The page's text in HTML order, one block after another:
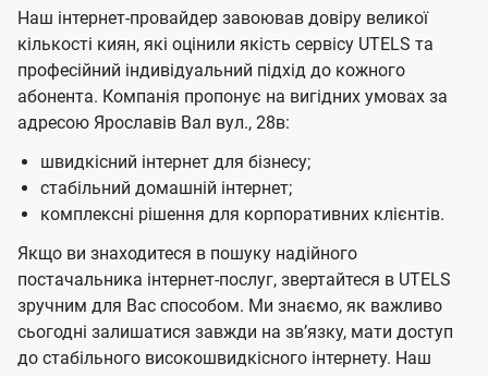
Наш інтернет-провайдер завоював довіру великої
кількості киян, які оцінили якість сервісу UTELS та
професійний індивідуальний підхід до кожного
абонента. Компанія пропонує на вигідних умовах за
адресою Ярославів Вал вул., 28в:
швидкісний інтернет для бізнесу;
стабільний домашній інтернет;
комплексні рішення для корпоративних клієнтів.
Якщо ви знаходитеся в пошуку надійного
постачальника інтернет-послуг, звертайтеся в UTELS
зручним для Вас способом. Ми знаємо, як важливо
сьогодні залишатися завжди на звʼязку, мати доступ
до стабільного високошвидкісного інтернету. Наш